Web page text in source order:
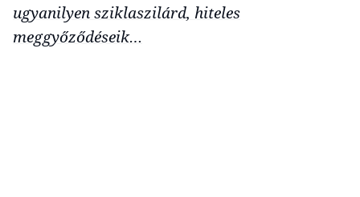
ugyanilyen sziklaszilárd, hiteles
meggyőződéseik…